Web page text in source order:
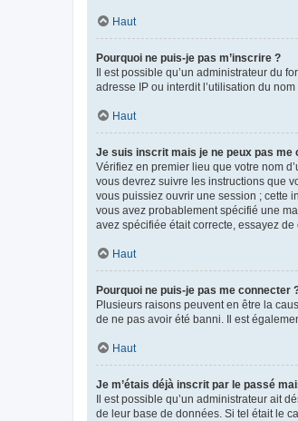
Haut
Pourquoi ne puis-je pas m’inscrire ?
Il est possible qu’un administrateur du
adresse IP ou interdit l’utilisation du
Haut
Je suis inscrit mais je ne peux pas me
Vérifiez en premier lieu que votre nom
vous devrez suivre les instructions que
vous puissiez ouvrir une session ; cette
vous avez probablement spécifié une
avez spécifiée était correcte, essayez
Haut
Pourquoi ne puis-je pas me connecter
Plusieurs raisons peuvent en être la
de ne pas avoir été banni. Il est
Haut
Je m’étais déjà inscrit par le passé
Il est possible qu’un administrateur ait
de leur base de données. Si tel était le